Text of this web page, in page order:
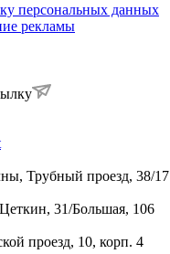
персональных данных
рекламы
Трубный проезд, 38/17
31/Большая, 106
проезд, 10, корп. 4